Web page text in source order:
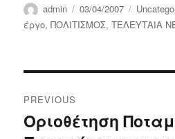
Author
admin
Posted
on
03/04/2007
έργο,ΠΟΛΙΤΙΣΜΟΣ,ΤΕΛΕΥΤΑΙΑ
navigation
PREVIOUS
Previous
Οριοθέτηση